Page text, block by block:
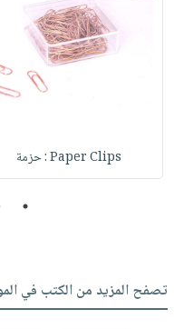
Paper Clips : حزمة
1
تصفح المزيد من الكتب في